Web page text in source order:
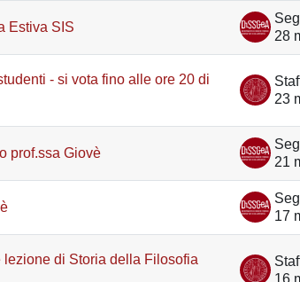
Estiva SIS
28
- si vota fino alle ore 20 di
23
prof.ssa Giovè
21
17
di Storia della Filosofia
16